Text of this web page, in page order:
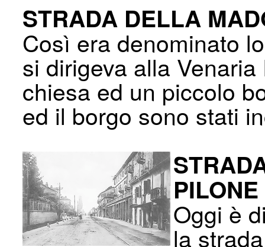
STRADA DELLA
Così era denominato
si dirigeva alla
chiesa ed un piccolo
ed il borgo sono stati
PILONE
Oggi è
la